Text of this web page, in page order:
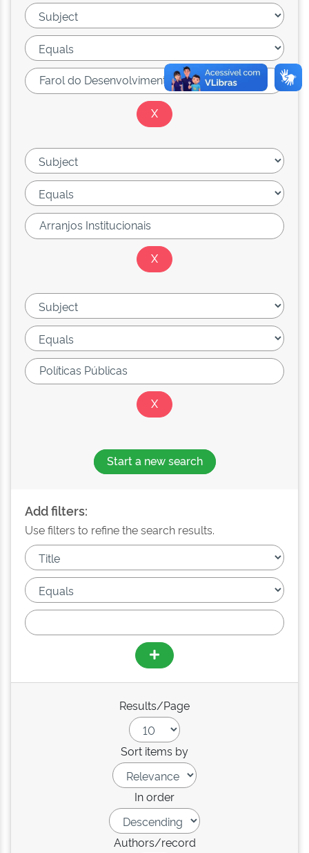
Start a new search
Add filters:
Use filters to refine the search results.
Results/Page
Sort items by
In order
Authors/record